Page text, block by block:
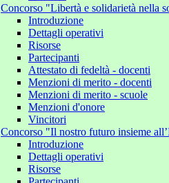
Concorso "Libertà e solidarietà nella
Introduzione
Dettagli operativi
Risorse
Partecipanti
Attestato di fedeltà - docenti
Menzioni di merito - docenti
Menzioni di merito - scuole
Menzioni d'onore
Vincitori
Concorso "Il nostro futuro insieme
Introduzione
Dettagli operativi
Risorse